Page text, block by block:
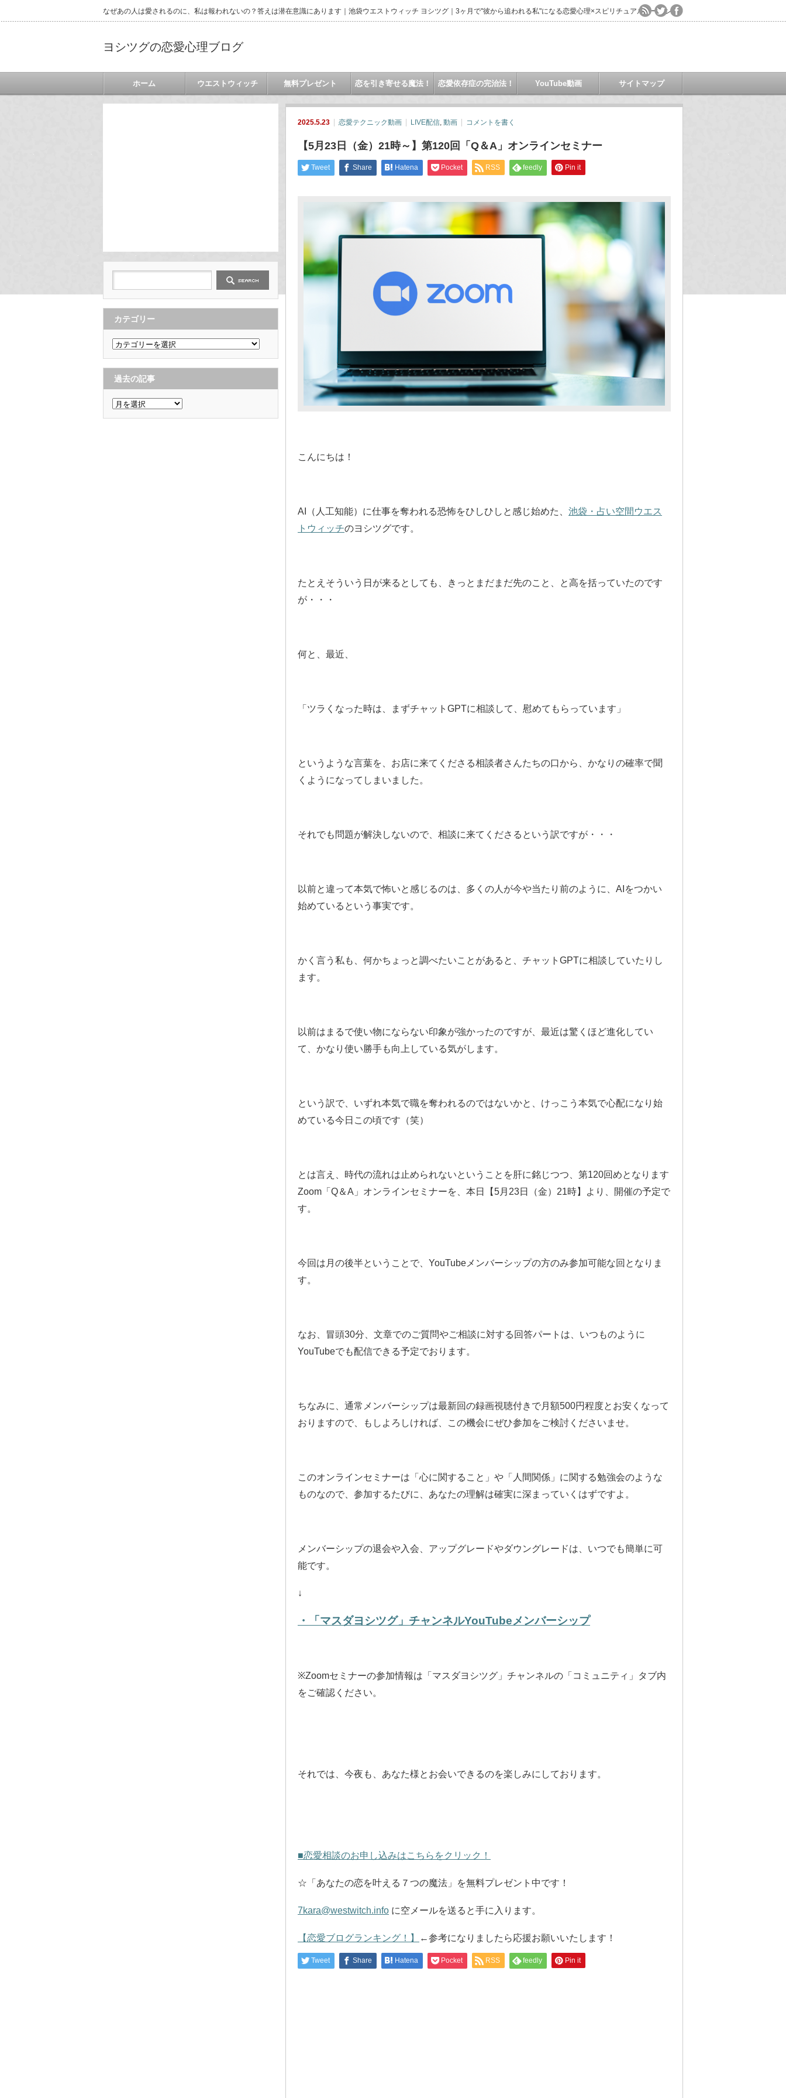
なぜあの人は愛されるのに、私は報われないの？答えは潜在意識にあります｜池袋ウエストウィッチ ヨシツグ｜3ヶ月で"彼から追われる私"になる恋愛心理×スピリチュアルコーチング
ヨシツグの恋愛心理ブログ
ホーム ウエストウィッチ 無料プレゼント 恋を引き寄せる魔法！ 恋愛依存症の完治法！ YouTube動画 サイトマップ
2025.5.23 恋愛テクニック動画 LIVE配信, 動画 コメントを書く
【5月23日（金）21時～】第120回「Q＆A」オンラインセミナー
Tweet Share Hatena Pocket RSS feedly Pin it
こんにちは！
AI（人工知能）に仕事を奪われる恐怖をひしひしと感じ始めた、 池袋・占い空間ウエス
トウィッチのヨシツグです。
たとえそういう日が来るとしても、きっとまだまだ先のこと、と高を括っていたのです
が・・・
何と、最近、
「ツラくなった時は、まずチャットGPTに相談して、慰めてもらっています」
というような言葉を、お店に来てくださる相談者さんたちの口から、かなりの確率で聞
くようになってしまいました。
それでも問題が解決しないので、相談に来てくださるという訳ですが・・・
以前と違って本気で怖いと感じるのは、多くの人が今や当たり前のように、AIをつかい
始めているという事実です。
かく言う私も、何かちょっと調べたいことがあると、チャットGPTに相談していたりし
ます。
以前はまるで使い物にならない印象が強かったのですが、最近は驚くほど進化してい
て、かなり使い勝手も向上している気がします。
という訳で、いずれ本気で職を奪われるのではないかと、けっこう本気で心配になり始
めている今日この頃です（笑）
とは言え、時代の流れは止められないということを肝に銘じつつ、第120回めとなります
Zoom「Q＆A」オンラインセミナーを、本日【5月23日（金）21時】より、開催の予定で
す。
今回は月の後半ということで、YouTubeメンバーシップの方のみ参加可能な回となりま
す。
なお、冒頭30分、文章でのご質問やご相談に対する回答パートは、いつものように
YouTubeでも配信できる予定でおります。
ちなみに、通常メンバーシップは最新回の録画視聴付きで月額500円程度とお安くなって
おりますので、もしよろしければ、この機会にぜひ参加をご検討くださいませ。
このオンラインセミナーは「心に関すること」や「人間関係」に関する勉強会のような
ものなので、参加するたびに、あなたの理解は確実に深まっていくはずですよ。
メンバーシップの退会や入会、アップグレードやダウングレードは、いつでも簡単に可
能です。
↓
・「マスダヨシツグ」チャンネルYouTubeメンバーシップ
※Zoomセミナーの参加情報は「マスダヨシツグ」チャンネルの「コミュニティ」タブ内
をご確認ください。
それでは、今夜も、あなた様とお会いできるのを楽しみにしております。
■恋愛相談のお申し込みはこちらをクリック！
☆「あなたの恋を叶える７つの魔法」を無料プレゼント中です！
7kara@westwitch.info に空メールを送ると手に入ります。
【恋愛ブログランキング！】 ←参考になりましたら応援お願いいたします！
Tweet Share Hatena Pocket RSS feedly Pin it
カテゴリー
カ
テ
ゴ
リ
ー
過去の記事
過
去
の